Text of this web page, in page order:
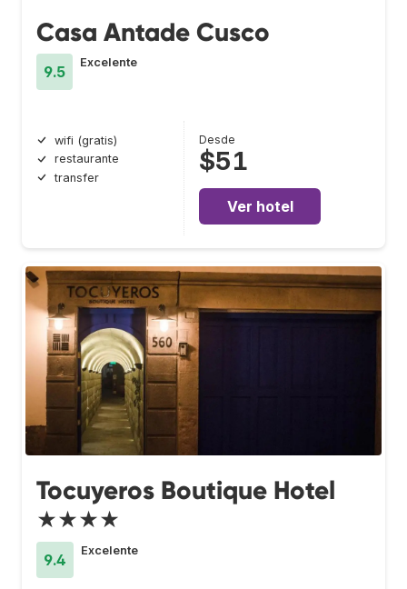
Casa Antade Cusco
9.5
Excelente
wifi (gratis)
restaurante
transfer
Desde
$51
Ver hotel
Tocuyeros Boutique Hotel
★★★★
9.4
Excelente